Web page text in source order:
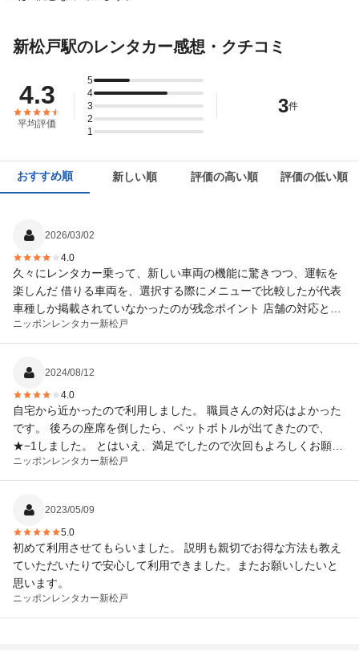
新松戸駅のレンタカー感想・クチコミ
4.3
平均評価
5
4
3
2
1
3件
おすすめ順 新しい順 評価の高い順 評価の低い順
2026/03/02
4.0
久々にレンタカー乗って、新しい車両の機能に驚きつつ、運転を
楽しんだ 借りる車両を、選択する際にメニューで比較したが代表
車種しか掲載されていなかったのが残念ポイント 店舗の対応とか
は大変良かったです
ニッポンレンタカー新松戸
2024/08/12
4.0
自宅から近かったので利用しました。 職員さんの対応はよかった
です。 後ろの座席を倒したら、ペットボトルが出てきたので、
★−1しました。 とはいえ、満足でしたので次回もよろしくお願い
します。
ニッポンレンタカー新松戸
2023/05/09
5.0
初めて利用させてもらいました。 説明も親切でお得な方法も教え
ていただいたりで安心して利用できました。またお願いしたいと
思います。
ニッポンレンタカー新松戸